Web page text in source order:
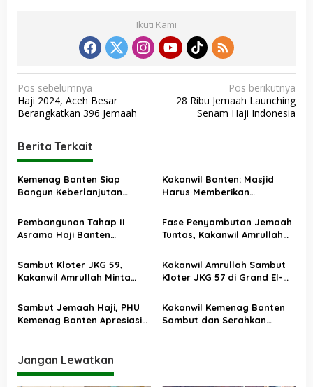
Ikuti Kami
N
a
i
g
a
i
p
o
s
Pos sebelumnya
Haji 2024, Aceh Besar
Berangkatkan 396 Jemaah
Pos berikutnya
28 Ribu Jemaah Launching
Senam Haji Indonesia
Berita Terkait
Kemenag Banten Siap
Bangun Keberlanjutan
Tingkatkan Kualitas
Pelayanan Haji
Kakanwil Banten: Masjid
Harus Memberikan
pada Masyarakat
Pembangunan Tahap II
Asrama Haji Banten
Desember 2025
Fase Penyambutan Jemaah
Tuntas, Kakanwil Amrullah
Sambut Kloter JKG 59,
Kakanwil Amrullah Minta
Setelah Berhaji
Kakanwil Amrullah Sambut
Kloter JKG 57 di Grand El-
Sambut Jemaah Haji, PHU
Kemenag Banten Apresiasi
Kakanwil Kemenag Banten
Sambut dan Serahkan
Jangan Lewatkan